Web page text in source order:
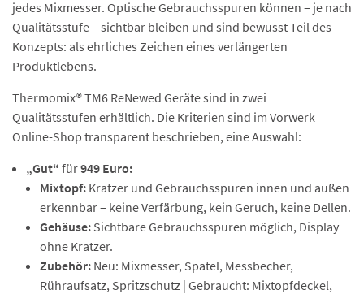
jedes Mixmesser. Optische Gebrauchsspuren können – je nach
Qualitätsstufe – sichtbar bleiben und sind bewusst Teil des
Konzepts: als ehrliches Zeichen eines verlängerten
Produktlebens.
Thermomix® TM6 ReNewed Geräte sind in zwei
Qualitätsstufen erhältlich. Die Kriterien sind im Vorwerk
Online-Shop transparent beschrieben, eine Auswahl:
„Gut“ für949 Euro:
Mixtopf: Kratzer und Gebrauchsspuren innen und außen
erkennbar – keine Verfärbung, kein Geruch, keine Dellen.
Gehäuse: Sichtbare Gebrauchsspuren möglich, Display
ohne Kratzer.
Zubehör: Neu: Mixmesser, Spatel, Messbecher,
Rühraufsatz, Spritzschutz | Gebraucht: Mixtopfdeckel,